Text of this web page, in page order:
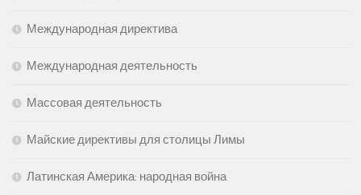
Международная директива
Международная деятельность
Массовая деятельность
Майские директивы для столицы Лимы
Латинская Америка: народная война